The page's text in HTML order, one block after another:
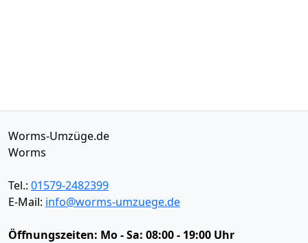
Worms-Umzüge.de
Worms
Tel.: 01579-2482399
E-Mail: info@worms-umzuege.de
Öffnungszeiten: Mo - Sa: 08:00 - 19:00 Uhr